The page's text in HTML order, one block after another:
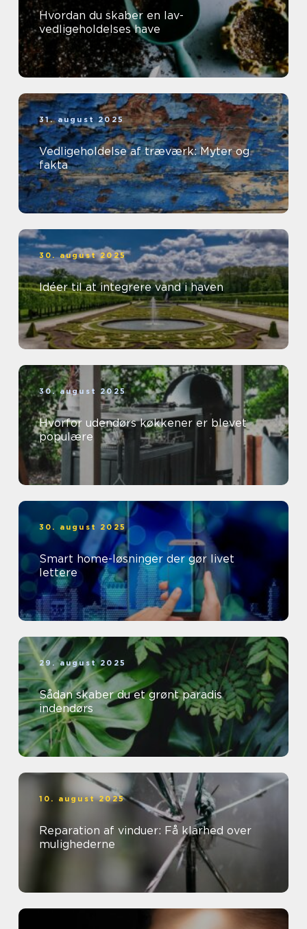
Hvordan du skaber en lav-
vedligeholdelses have
31. august 2025
Vedligeholdelse af træværk: Myter og
fakta
30. august 2025
Idéer til at integrere vand i haven
30. august 2025
Hvorfor udendørs køkkener er blevet
populære
30. august 2025
Smart home-løsninger der gør livet
lettere
29. august 2025
Sådan skaber du et grønt paradis
indendørs
10. august 2025
Reparation af vinduer: Få klarhed over
mulighederne